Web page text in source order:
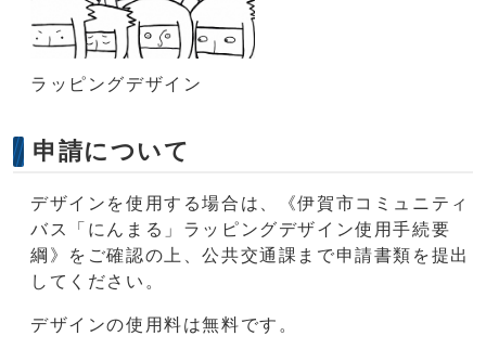
ラッピングデザイン
申請について
デザインを使用する場合は、《伊賀市コミュニティ
バス「にんまる」ラッピングデザイン使用手続要
綱》をご確認の上、公共交通課まで申請書類を提出
してください。
デザインの使用料は無料です。